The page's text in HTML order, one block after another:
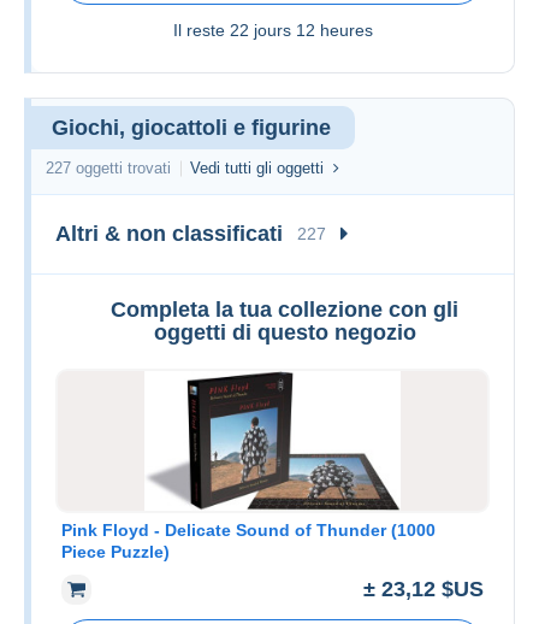
Il reste 22 jours 12 heures
Giochi, giocattoli e figurine
227 oggetti trovati Vedi tutti gli oggetti
Altri & non classificati 227
Completa la tua collezione con gli
oggetti di questo negozio
Pink Floyd - Delicate Sound of Thunder (1000
Piece Puzzle)
± 23,12 $US